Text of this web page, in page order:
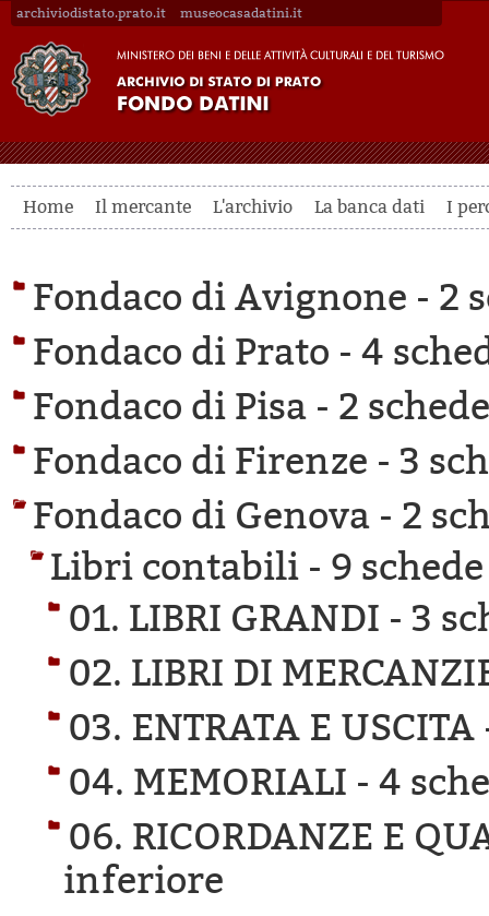
archiviodistato.prato.it museocasadatini.it
Home Il mercante L'archivio La banca dati I
Fondaco di Avignone - 2
Fondaco di Prato - 4
Fondaco di Pisa - 2
Fondaco di Firenze - 3
Fondaco di Genova - 2
Libri contabili - 9
01. LIBRI GRANDI - 3
02. LIBRI DI
03. ENTRATA E
04. MEMORIALI - 4
06. RICORDANZE E
inferiore